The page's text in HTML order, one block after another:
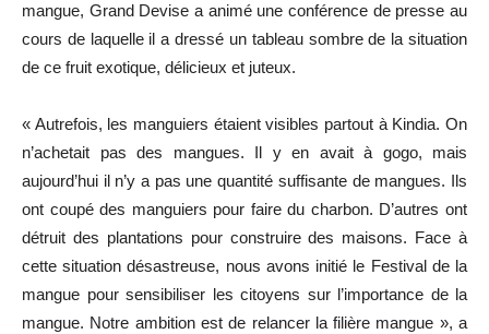
mangue, Grand Devise a animé une conférence de presse au
cours de laquelle il a dressé un tableau sombre de la situation
de ce fruit exotique, délicieux et juteux.
« Autrefois, les manguiers étaient visibles partout à Kindia. On
n’achetait pas des mangues. Il y en avait à gogo, mais
aujourd’hui il n’y a pas une quantité suffisante de mangues. Ils
ont coupé des manguiers pour faire du charbon. D’autres ont
détruit des plantations pour construire des maisons. Face à
cette situation désastreuse, nous avons initié le Festival de la
mangue pour sensibiliser les citoyens sur l’importance de la
mangue. Notre ambition est de relancer la filière mangue », a